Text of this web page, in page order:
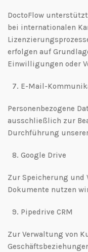
DoctoFlow
bei internationalen
erfolgen auf
Einwilligungen oder
7.⁠ ⁠E-Mail-
Personenbezogene
ausschließlich zur
Durchführung
8.⁠ ⁠Google Drive
Zur Speicherung und
Dokumente nutzen
9.⁠ ⁠Pipedrive CRM
Zur Verwaltung von